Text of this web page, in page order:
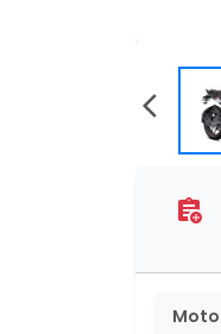
arrow_back_ios
assignment_add